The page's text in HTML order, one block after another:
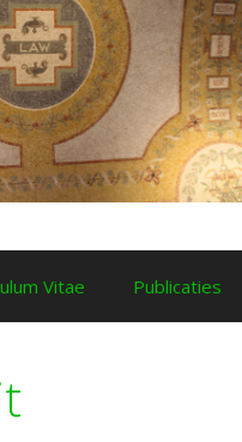
Vitae Publicaties